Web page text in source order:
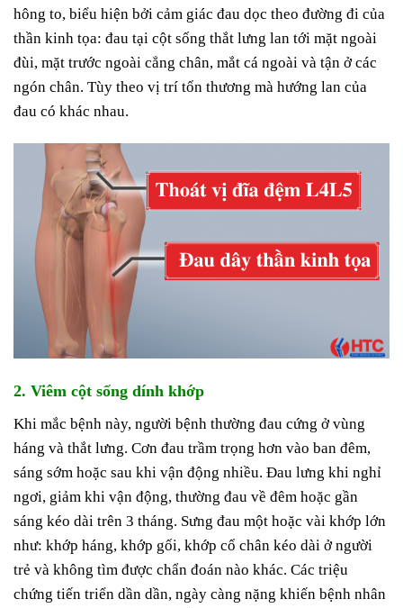
hông to, biểu hiện bởi cảm giác đau dọc theo đường đi của
thần kinh tọa: đau tại cột sống thắt lưng lan tới mặt ngoài
đùi, mặt trước ngoài cẳng chân, mắt cá ngoài và tận ở các
ngón chân. Tùy theo vị trí tổn thương mà hướng lan của
đau có khác nhau.
2. Viêm cột sống dính khớp
Khi mắc bệnh này, người bệnh thường đau cứng ở vùng
háng và thắt lưng. Cơn đau trầm trọng hơn vào ban đêm,
sáng sớm hoặc sau khi vận động nhiều. Đau lưng khi nghỉ
ngơi, giảm khi vận động, thường đau về đêm hoặc gần
sáng kéo dài trên 3 tháng. Sưng đau một hoặc vài khớp lớn
như: khớp háng, khớp gối, khớp cổ chân kéo dài ở người
trẻ và không tìm được chẩn đoán nào khác. Các triệu
chứng tiến triển dần dần, ngày càng nặng khiến bệnh nhân